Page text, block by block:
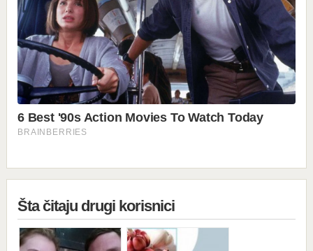
Šta čitaju drugi korisnici